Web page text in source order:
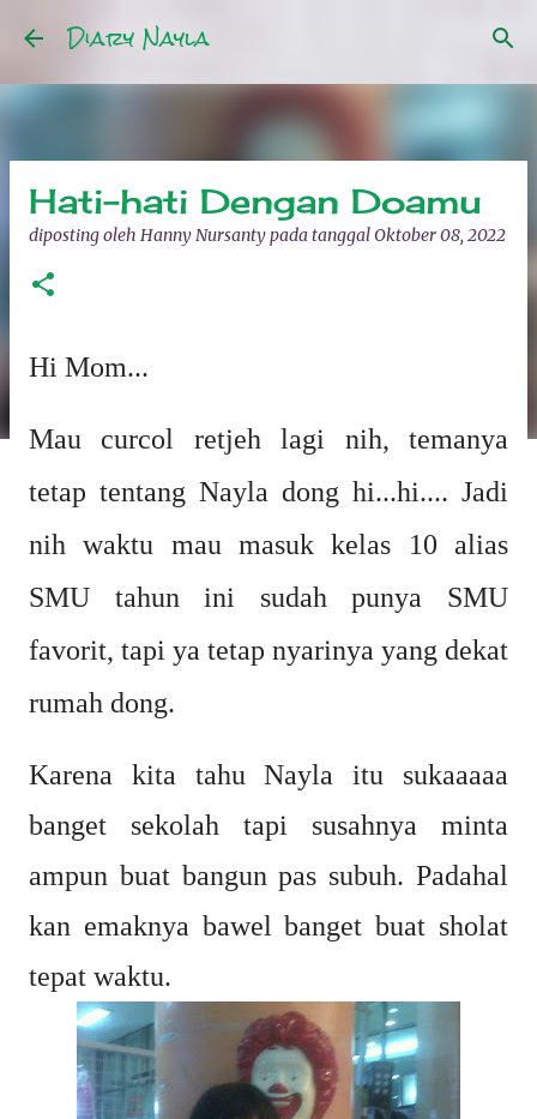
Langsung ke konten utama
Diary Nayla
Hati-hati Dengan Doamu
diposting oleh Hanny Nursantypada tanggalOktober 08, 2022
Hi Mom...
Mau curcol retjeh lagi nih, temanya
tetap tentang Nayla dong hi...hi.... Jadi
nih waktu mau masuk kelas 10 alias
SMU tahun ini sudah punya SMU
favorit, tapi ya tetap nyarinya yang dekat
rumah dong.
Karena kita tahu Nayla itu sukaaaaa
banget sekolah tapi susahnya minta
ampun buat bangun pas subuh. Padahal
kan emaknya bawel banget buat sholat
tepat waktu.